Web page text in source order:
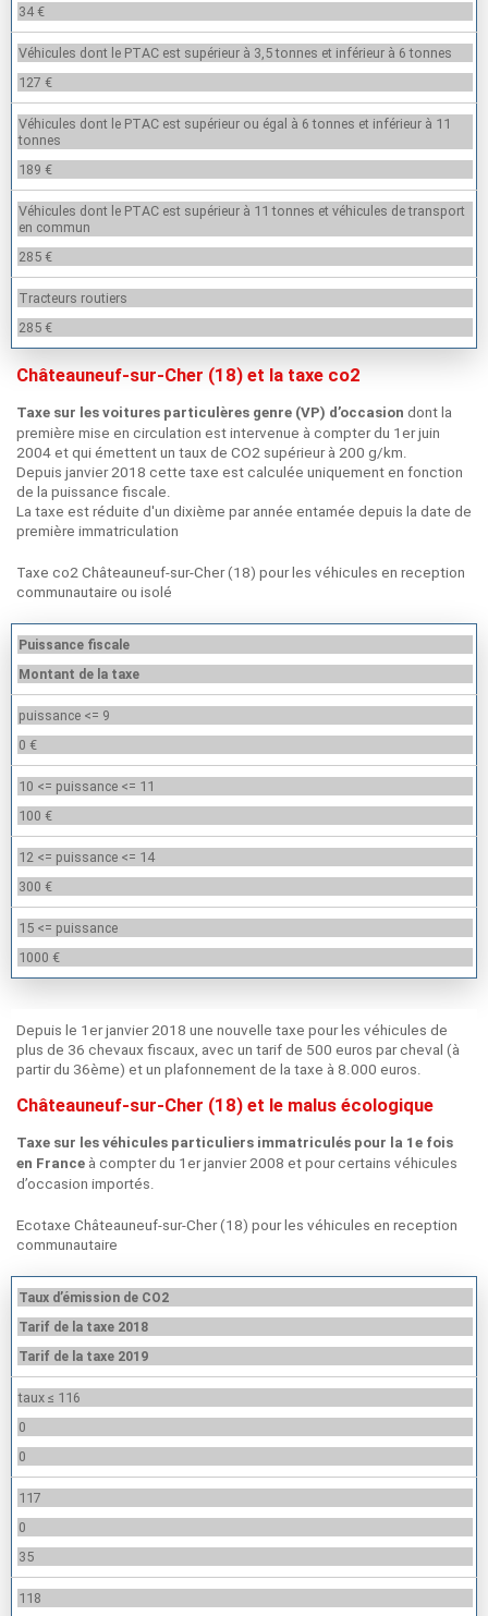
34 €
Véhicules dont le PTAC est supérieur à 3,5 tonnes et inférieur à 6 tonnes
127 €
Véhicules dont le PTAC est supérieur ou égal à 6 tonnes et inférieur à 11
tonnes
189 €
Véhicules dont le PTAC est supérieur à 11 tonnes et véhicules de transport
en commun
285 €
Tracteurs routiers
285 €
Châteauneuf-sur-Cher (18) et la taxe co2
Taxe sur les voitures particulères genre (VP) d’occasion dont la
première mise en circulation est intervenue à compter du 1er juin
2004 et qui émettent un taux de CO2 supérieur à 200 g/km.
Depuis janvier 2018 cette taxe est calculée uniquement en fonction
de la puissance fiscale.
La taxe est réduite d'un dixième par année entamée depuis la date de
première immatriculation
Taxe co2 Châteauneuf-sur-Cher (18) pour les véhicules en reception
communautaire ou isolé
Puissance fiscale
Montant de la taxe
puissance <= 9
0 €
10 <= puissance <= 11
100 €
12 <= puissance <= 14
300 €
15 <= puissance
1000 €
Depuis le 1er janvier 2018 une nouvelle taxe pour les véhicules de
plus de 36 chevaux fiscaux, avec un tarif de 500 euros par cheval (à
partir du 36ème) et un plafonnement de la taxe à 8.000 euros.
Châteauneuf-sur-Cher (18) et le malus écologique
Taxe sur les véhicules particuliers immatriculés pour la 1e fois
en France à compter du 1er janvier 2008 et pour certains véhicules
d’occasion importés.
Ecotaxe Châteauneuf-sur-Cher (18) pour les véhicules en reception
communautaire
Taux d’émission de CO2
Tarif de la taxe 2018
Tarif de la taxe 2019
taux ≤ 116
0
0
117
0
35
118